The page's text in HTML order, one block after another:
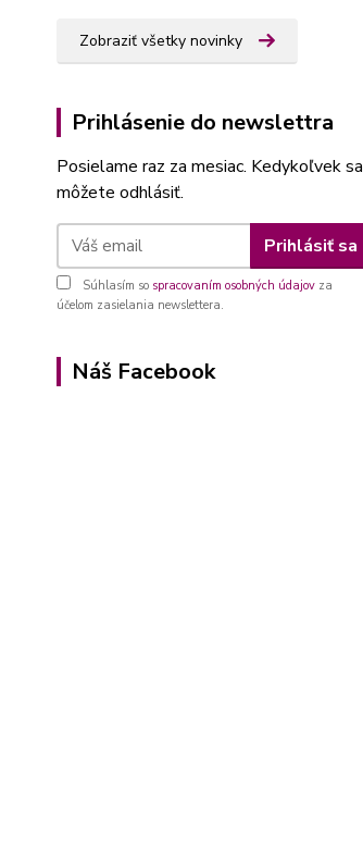
Zobraziť všetky novinky
Prihlásenie do newslettra
Posielame raz za mesiac. Kedykoľvek sa
môžete odhlásiť.
Prihlásiť sa
Súhlasím so spracovaním osobných údajov za
účelom zasielania newslettera.
Náš Facebook